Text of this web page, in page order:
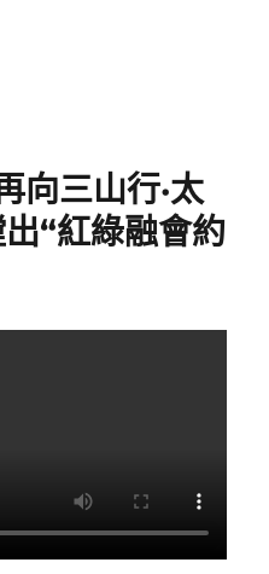
向三山行·太
“紅綠融會約